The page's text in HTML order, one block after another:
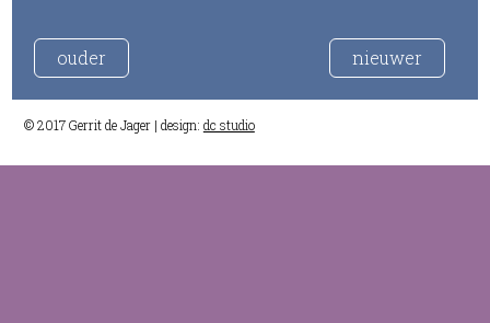
ouder nieuwer
© 2017 Gerrit de Jager | design: dc studio